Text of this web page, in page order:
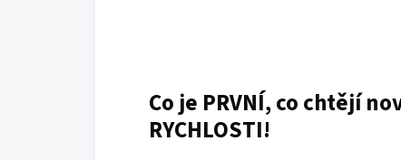
Co je PRVNÍ, co chtějí
RYCHLOSTI!